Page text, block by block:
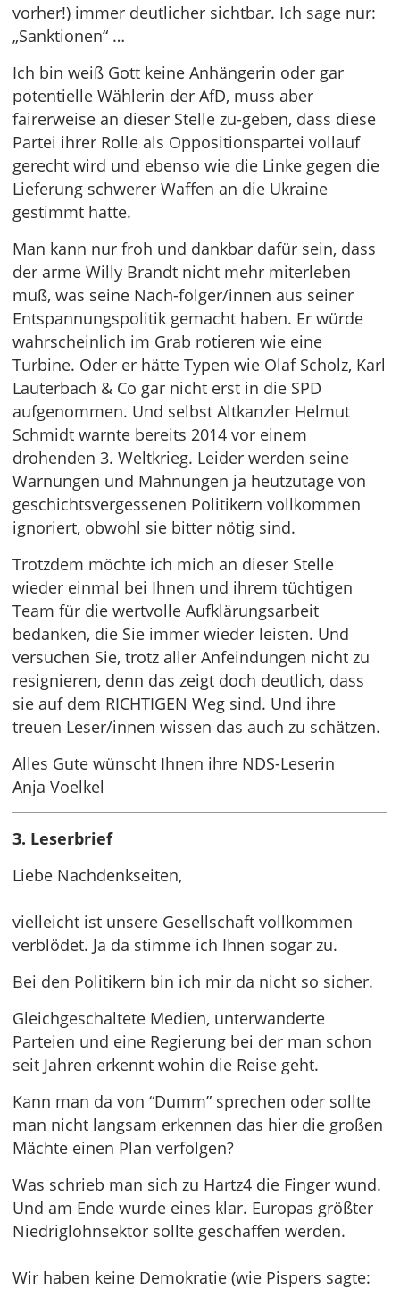
vorher!) immer deutlicher sichtbar. Ich sage nur:
„Sanktionen“ …
Ich bin weiß Gott keine Anhängerin oder gar
potentielle Wählerin der AfD, muss aber
fairerweise an dieser Stelle zu-geben, dass diese
Partei ihrer Rolle als Oppositionspartei vollauf
gerecht wird und ebenso wie die Linke gegen die
Lieferung schwerer Waffen an die Ukraine
gestimmt hatte.
Man kann nur froh und dankbar dafür sein, dass
der arme Willy Brandt nicht mehr miterleben
muß, was seine Nach-folger/innen aus seiner
Entspannungspolitik gemacht haben. Er würde
wahrscheinlich im Grab rotieren wie eine
Turbine. Oder er hätte Typen wie Olaf Scholz, Karl
Lauterbach & Co gar nicht erst in die SPD
aufgenommen. Und selbst Altkanzler Helmut
Schmidt warnte bereits 2014 vor einem
drohenden 3. Weltkrieg. Leider werden seine
Warnungen und Mahnungen ja heutzutage von
geschichtsvergessenen Politikern vollkommen
ignoriert, obwohl sie bitter nötig sind.
Trotzdem möchte ich mich an dieser Stelle
wieder einmal bei Ihnen und ihrem tüchtigen
Team für die wertvolle Aufklärungsarbeit
bedanken, die Sie immer wieder leisten. Und
versuchen Sie, trotz aller Anfeindungen nicht zu
resignieren, denn das zeigt doch deutlich, dass
sie auf dem RICHTIGEN Weg sind. Und ihre
treuen Leser/innen wissen das auch zu schätzen.
Alles Gute wünscht Ihnen ihre NDS-Leserin
Anja Voelkel
3. Leserbrief
Liebe Nachdenkseiten,
vielleicht ist unsere Gesellschaft vollkommen
verblödet. Ja da stimme ich Ihnen sogar zu.
Bei den Politikern bin ich mir da nicht so sicher.
Gleichgeschaltete Medien, unterwanderte
Parteien und eine Regierung bei der man schon
seit Jahren erkennt wohin die Reise geht.
Kann man da von “Dumm” sprechen oder sollte
man nicht langsam erkennen das hier die großen
Mächte einen Plan verfolgen?
Was schrieb man sich zu Hartz4 die Finger wund.
Und am Ende wurde eines klar. Europas größter
Niedriglohnsektor sollte geschaffen werden.
Wir haben keine Demokratie (wie Pispers sagte: